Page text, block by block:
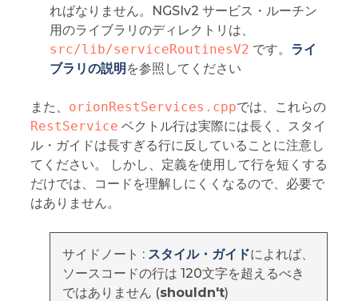
ればなりません。NGSIv2 サービス・ルーチン
用のライブラリのディレクトリは、
src/lib/serviceRoutinesV2 です。 ライ
ブラリの説明 を参照してください
また、 orionRestServices.cppでは、これらの
RestService ベクトル行は実際には長く、スタイ
ル・ガイドは長すぎる行に反していることに注意し
てください。 しかし、定義を使用して行を短くする
だけでは、コードを理解しにくくなるので、必要で
はありません。
サイドノート : スタイル・ガイドによれば、
ソースコードの行は 120文字を超えるべき
ではありません (shouldn't)